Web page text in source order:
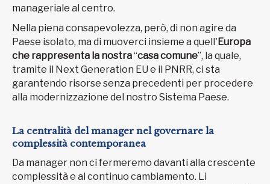
manageriale al centro.
Nella piena consapevolezza, però, di non agire da
Paese isolato, ma di muoverci insieme a quell' Europa
che rappresenta la nostra“casa comune”, la quale,
tramite il Next Generation EU e il PNRR, ci sta
garantendo risorse senza precedenti per procedere
alla modernizzazione del nostro Sistema Paese.
La centralità del manager nel governare la
complessità contemporanea
Da manager non ci fermeremo davanti alla crescente
complessità e al continuo cambiamento. Li